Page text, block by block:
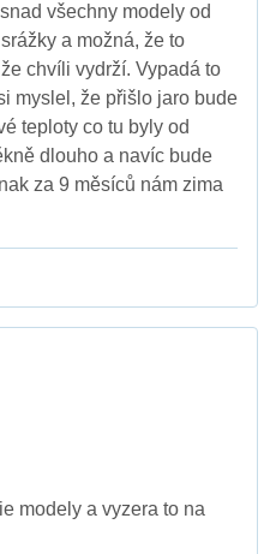
všechny modely od
a možná, že to
chvíli vydrží. Vypadá to
myslel, že přišlo jaro bude
teploty co tu byly od
dlouho a navíc bude
za 9 měsíců nám zima
modely a vyzera to na